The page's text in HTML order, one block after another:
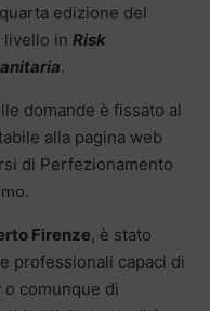
edizione del
livello in Risk
.
domande è fissato al
alla pagina web
di Perfezionamento
Firenze, è stato
professionali capaci di
o comunque di